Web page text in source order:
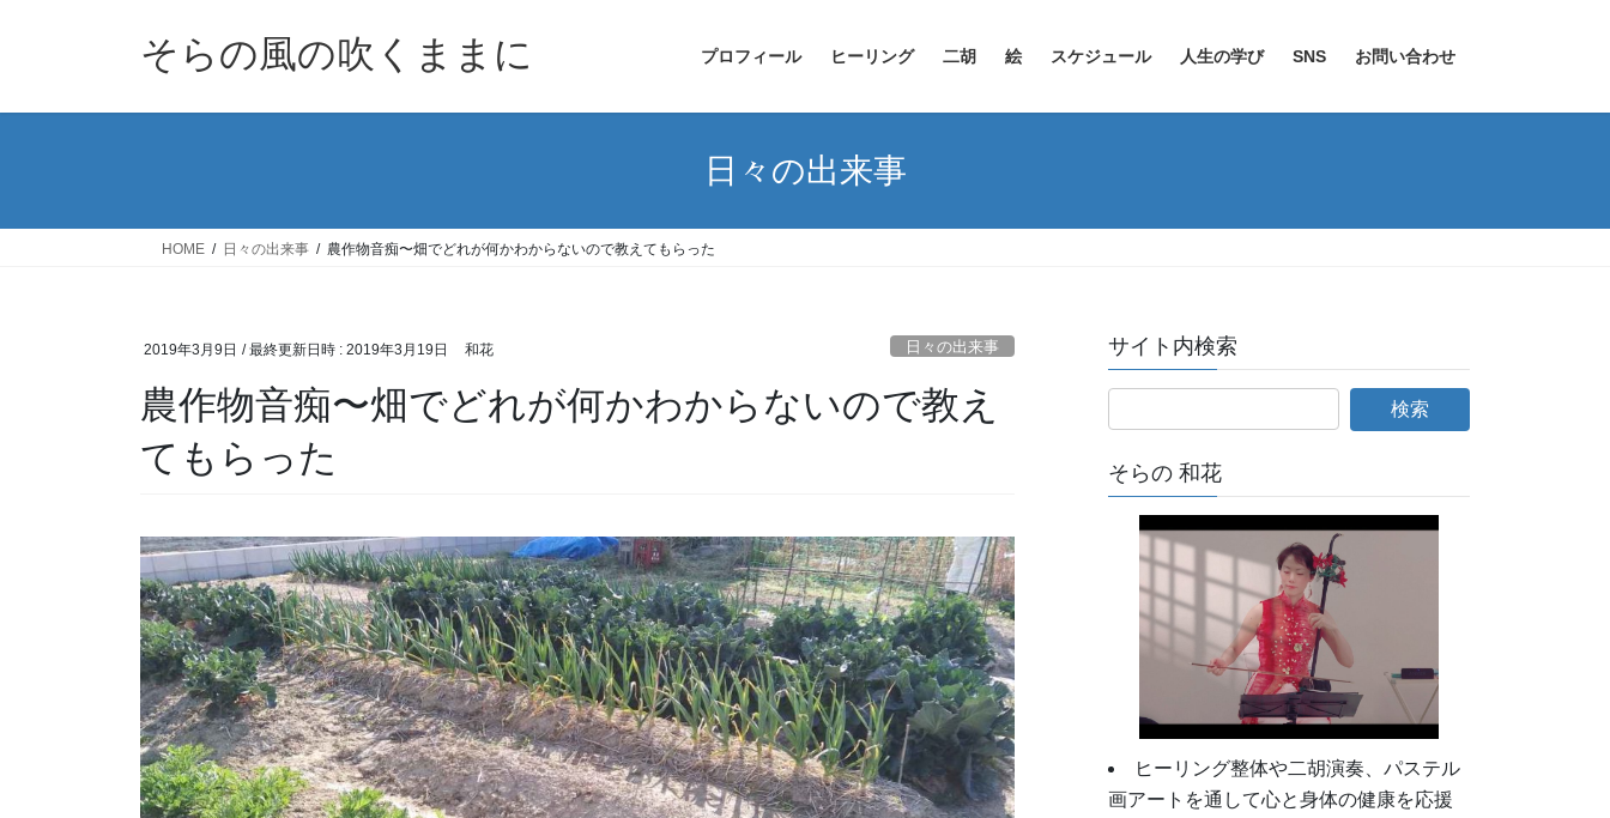
そらの風の吹くままに プロフィール ヒーリング 二胡 絵 スケジュール 人生の学び SNS お問い合わせ
日々の出来事
HOME 日々の出来事 農作物音痴〜畑でどれが何かわからないので教えてもらった
2019年3月9日 / 最終更新日時 : 2019年3月19日 和花 日々の出来事
農作物音痴〜畑でどれが何かわからないので教え
てもらった
サイト内検索
そらの 和花
ヒーリング整体や二胡演奏、パステル
画アートを通して心と身体の健康を応援